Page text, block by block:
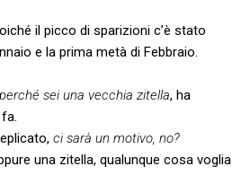
il picco di sparizioni c’è stato
e la prima metà di Febbraio.
sei una vecchia zitella, ha
ci sarà un motivo, no?
una zitella, qualunque cosa voglia